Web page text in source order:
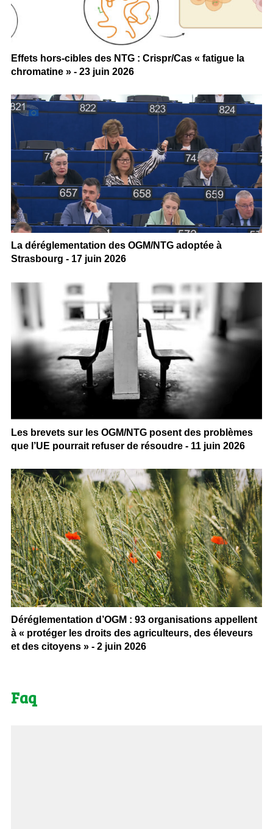
Effets hors-cibles des NTG : Crispr/Cas « fatigue la
chromatine » - 23 juin 2026
La déréglementation des OGM/NTG adoptée à
Strasbourg - 17 juin 2026
Les brevets sur les OGM/NTG posent des problèmes
que l’UE pourrait refuser de résoudre - 11 juin 2026
Déréglementation d’OGM : 93 organisations appellent
à « protéger les droits des agriculteurs, des éleveurs
et des citoyens » - 2 juin 2026
Faq